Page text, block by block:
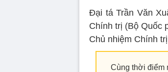
Đại tá Trần Văn
Chính trị (Bộ Quốc
Chủ nhiệm Chính
Cùng thời điểm